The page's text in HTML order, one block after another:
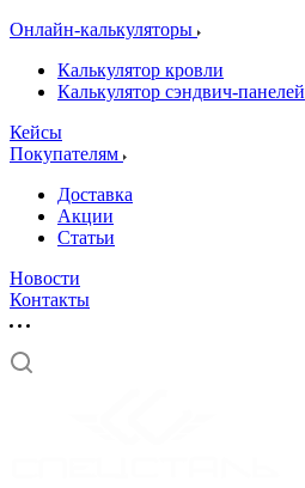
Онлайн-калькуляторы
Калькулятор кровли
Калькулятор сэндвич-панелей
Кейсы
Покупателям
Доставка
Акции
Статьи
Новости
Контакты